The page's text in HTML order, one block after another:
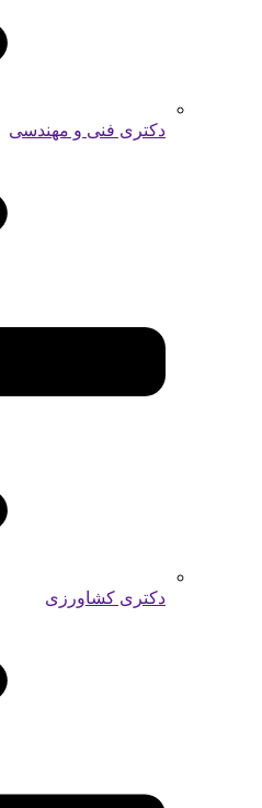
دکتری فنی و مهندسی
دکتری کشاورزی